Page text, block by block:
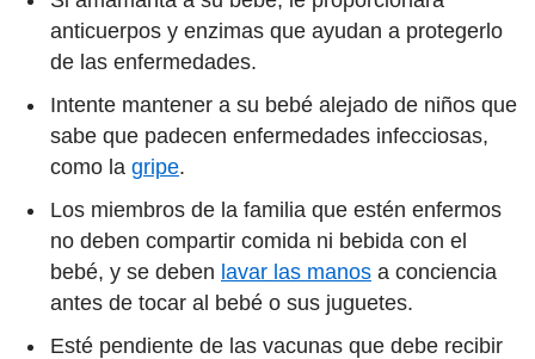
anticuerpos y enzimas que ayudan a protegerlo
de las enfermedades.
Intente mantener a su bebé alejado de niños que
sabe que padecen enfermedades infecciosas,
como la gripe.
Los miembros de la familia que estén enfermos
no deben compartir comida ni bebida con el
bebé, y se deben lavar las manos a conciencia
antes de tocar al bebé o sus juguetes.
Esté pendiente de las vacunas que debe recibir